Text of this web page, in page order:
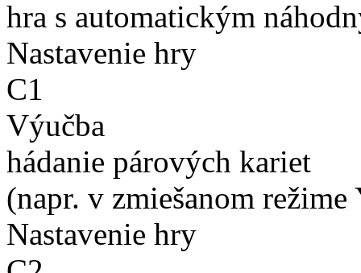
hra s automatickým
Nastavenie hry
C1
Výučba
hádanie párových kariet
(napr. v zmiešanom režime
Nastavenie hry